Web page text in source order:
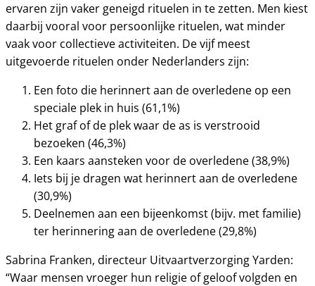
ervaren zijn vaker geneigd rituelen in te zetten. Men kiest
daarbij vooral voor persoonlijke rituelen, wat minder
vaak voor collectieve activiteiten. De vijf meest
uitgevoerde rituelen onder Nederlanders zijn:
Een foto die herinnert aan de overledene op een
speciale plek in huis (61,1%)
Het graf of de plek waar de as is verstrooid
bezoeken (46,3%)
Een kaars aansteken voor de overledene (38,9%)
Iets bij je dragen wat herinnert aan de overledene
(30,9%)
Deelnemen aan een bijeenkomst (bijv. met familie)
ter herinnering aan de overledene (29,8%)
Sabrina Franken, directeur Uitvaartverzorging Yarden:
“Waar mensen vroeger hun religie of geloof volgden en